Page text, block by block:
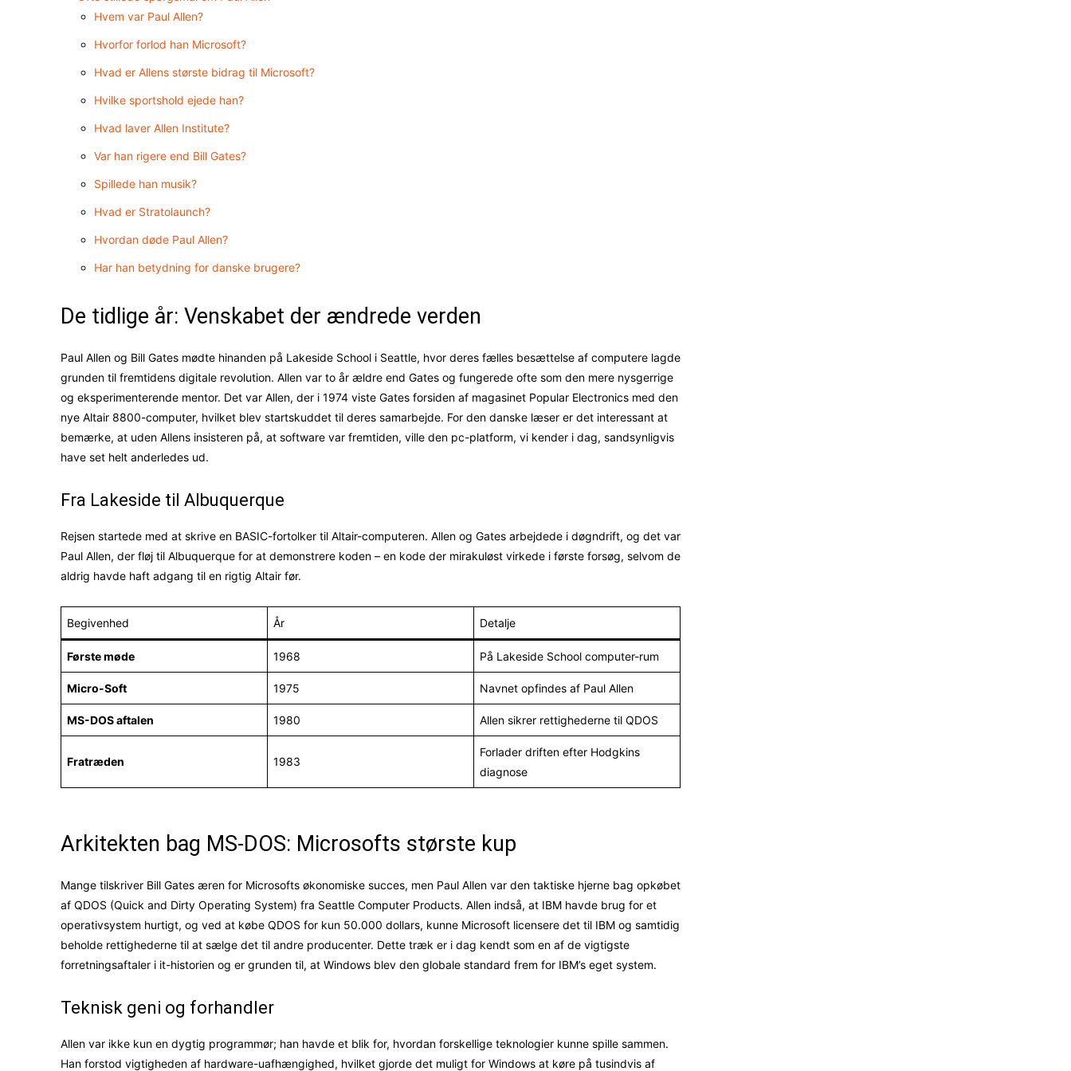
Hvem var Paul Allen?
Hvorfor forlod han Microsoft?
Hvad er Allens største bidrag til Microsoft?
Hvilke sportshold ejede han?
Hvad laver Allen Institute?
Var han rigere end Bill Gates?
Spillede han musik?
Hvad er Stratolaunch?
Hvordan døde Paul Allen?
Har han betydning for danske brugere?
De tidlige år: Venskabet der ændrede verden
Paul Allen og Bill Gates mødte hinanden på Lakeside School i Seattle, hvor deres fælles besættelse af computere lagde
grunden til fremtidens digitale revolution. Allen var to år ældre end Gates og fungerede ofte som den mere nysgerrige
og eksperimenterende mentor. Det var Allen, der i 1974 viste Gates forsiden af magasinet Popular Electronics med den
nye Altair 8800-computer, hvilket blev startskuddet til deres samarbejde. For den danske læser er det interessant at
bemærke, at uden Allens insisteren på, at software var fremtiden, ville den pc-platform, vi kender i dag, sandsynligvis
have set helt anderledes ud.
Fra Lakeside til Albuquerque
Rejsen startede med at skrive en BASIC-fortolker til Altair-computeren. Allen og Gates arbejdede i døgndrift, og det var
Paul Allen, der fløj til Albuquerque for at demonstrere koden – en kode der mirakuløst virkede i første forsøg, selvom de
aldrig havde haft adgang til en rigtig Altair før.
Begivenhed År Detalje
Første møde 1968 På Lakeside School computer-rum
Micro-Soft 1975 Navnet opfindes af Paul Allen
MS-DOS aftalen 1980 Allen sikrer rettighederne til QDOS
Fratræden 1983
Forlader driften efter Hodgkins
diagnose
Arkitekten bag MS-DOS: Microsofts største kup
Mange tilskriver Bill Gates æren for Microsofts økonomiske succes, men Paul Allen var den taktiske hjerne bag opkøbet
af QDOS (Quick and Dirty Operating System) fra Seattle Computer Products. Allen indså, at IBM havde brug for et
operativsystem hurtigt, og ved at købe QDOS for kun 50.000 dollars, kunne Microsoft licensere det til IBM og samtidig
beholde rettighederne til at sælge det til andre producenter. Dette træk er i dag kendt som en af de vigtigste
forretningsaftaler i it-historien og er grunden til, at Windows blev den globale standard frem for IBM’s eget system.
Teknisk geni og forhandler
Allen var ikke kun en dygtig programmør; han havde et blik for, hvordan forskellige teknologier kunne spille sammen.
Han forstod vigtigheden af hardware-uafhængighed, hvilket gjorde det muligt for Windows at køre på tusindvis af